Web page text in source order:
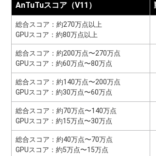
AnTuTuスコア（V11）
総合スコア：約270万点以上
GPUスコア：約80万点以上
総合スコア：約200万点〜270万点
GPUスコア：約60万点〜80万点
総合スコア：約140万点〜200万点
GPUスコア：約30万点〜60万点
総合スコア：約70万点〜140万点
GPUスコア：約15万点〜30万点
総合スコア：約40万点〜70万点
GPUスコア：約5万点〜15万点